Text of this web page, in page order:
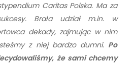
Caritas Polska. Ma za
Brała udział m.in. w
dekady, zajmując w nim
z niej bardzo dumni. Po
że sami chcemy